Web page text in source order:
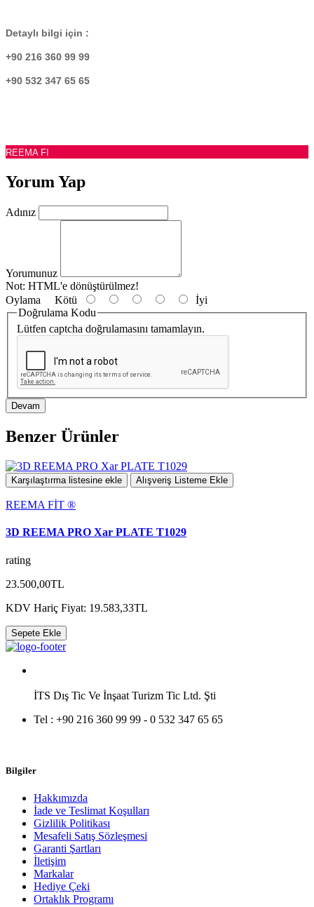
Detaylı bilgi için :
+90 216 360 99 99
+90 532 347 65 65
REEMA FI
Yorum Yap
Adınız
Yorumunuz
Not: HTML'e dönüştürülmez!
Oylama Kötü
İyi
Doğrulama Kodu
Lütfen captcha doğrulamasını tamamlayın.
Devam
Benzer Ürünler
Karşılaştırma listesine ekle Alışveriş Listeme Ekle
REEMA FİT ®️
3D REEMA PRO Xar PLATE T1029
rating
23.500,00TL
KDV Hariç Fiyat: 19.583,33TL
Sepete Ekle
İTS Dış Tic Ve İnşaat Turizm Tic Ltd. Şti
Tel : +90 216 360 99 99 - 0 532 347 65 65
Bilgiler
Hakkımızda
İade ve Teslimat Koşulları
Gizlilik Politikası
Mesafeli Satış Sözleşmesi
Garanti Şartları
İletişim
Markalar
Hediye Çeki
Ortaklık Programı